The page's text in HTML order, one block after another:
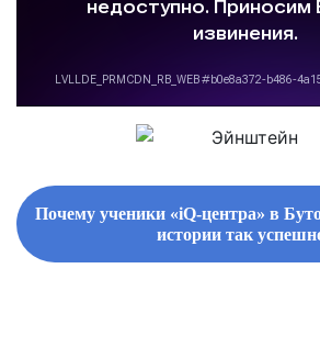
Почему ученики «iQ-центра» в
истории так